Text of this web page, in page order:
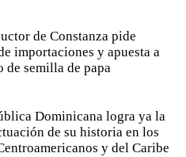
de Constanza pide
importaciones y apuesta a
de semilla de papa
Dominicana logra ya la
de su historia en los
y del Caribe